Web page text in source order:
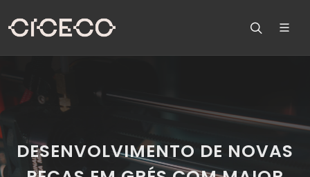
DESENVOLVIMENTO DE NOVAS